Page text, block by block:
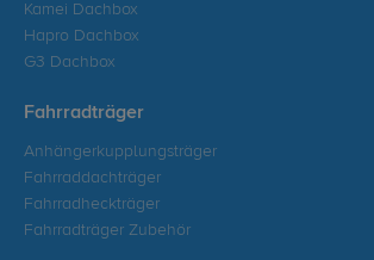
Kamei Dachbox
Hapro Dachbox
G3 Dachbox
Fahrradträger
Anhängerkupplungsträger
Fahrraddachträger
Fahrradheckträger
Fahrradträger Zubehör